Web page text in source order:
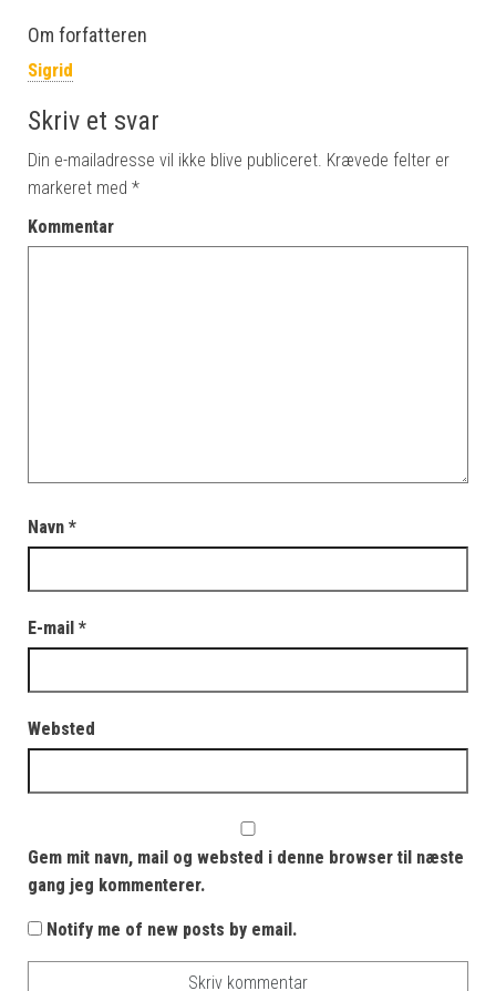
Om forfatteren
Sigrid
Skriv et svar
Din e-mailadresse vil ikke blive publiceret. Krævede felter er
markeret med *
Kommentar
Navn *
E-mail *
Websted
Gem mit navn, mail og websted i denne browser til næste
gang jeg kommenterer.
Notify me of new posts by email.